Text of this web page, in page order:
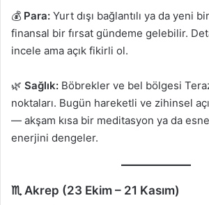
💰 Para: Yurt dışı bağlantılı ya da yeni
finansal bir fırsat gündeme gelebilir.
incele ama açık fikirli ol.
🌿 Sağlık: Böbrekler ve bel bölgesi
noktaları. Bugün hareketli ve zihinsel
— akşam kısa bir meditasyon ya da
enerjini dengeler.
♏ Akrep (23 Ekim – 21 Kasım)